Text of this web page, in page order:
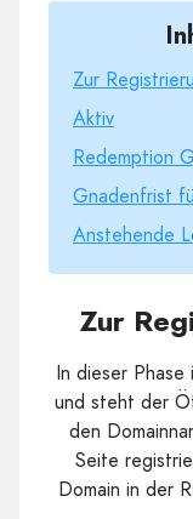
Zur
Aktiv
Redemption
Gnadenfrist
Anstehende
Zur
In dieser
und steht der
den
Seite
Domain in der